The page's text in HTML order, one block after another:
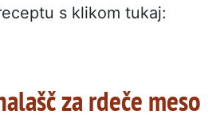
s klikom tukaj:
za rdeče meso